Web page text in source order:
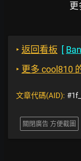
更
‣ 返回看板 [
‣ 更多 cool810
文章代碼(AID):
關閉廣告 方便截圖